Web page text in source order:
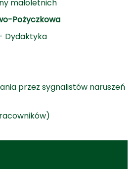
małoletnich
Pożyczkowa
Dydaktyka
przez sygnalistów naruszeń